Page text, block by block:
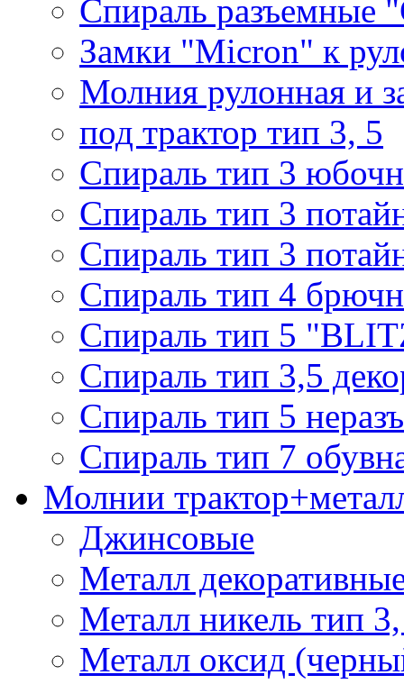
Спираль разъемные
Замки "Micron" к
Молния рулонная и
под трактор тип 3, 5
Спираль тип 3
Спираль тип 3
Спираль тип 3
Спираль тип 4
Спираль тип 5
Спираль тип 3,5
Спираль тип 5
Спираль тип 7
Молнии
Джинсовые
Металл
Металл никель тип
Металл оксид